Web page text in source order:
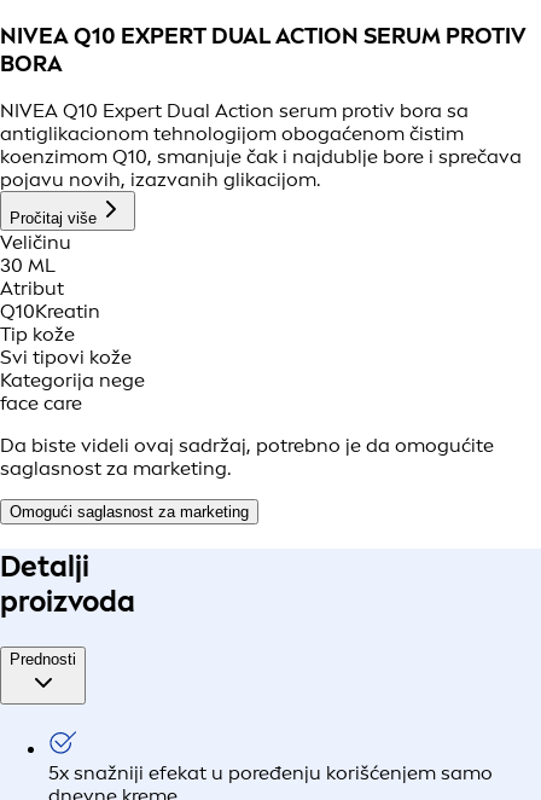
NIVEA Q10 EXPERT DUAL ACTION SERUM PROTIV
BORA
NIVEA Q10 Expert Dual Action serum protiv bora sa
antiglikacionom tehnologijom obogaćenom čistim
koenzimom Q10, smanjuje čak i najdublje bore i sprečava
pojavu novih, izazvanih glikacijom.
Pročitaj više
Veličinu
30 ML
Atribut
Q10Kreatin
Tip kože
Svi tipovi kože
Kategorija nege
face care
Da biste videli ovaj sadržaj, potrebno je da omogućite
saglasnost za marketing.
Omogući saglasnost za marketing
Detalji
proizvoda
Prednosti
5x snažniji efekat u poređenju korišćenjem samo